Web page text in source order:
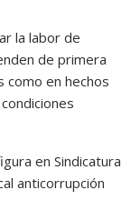
la labor de
de primera
como en hechos
en Sindicatura
anticorrupción